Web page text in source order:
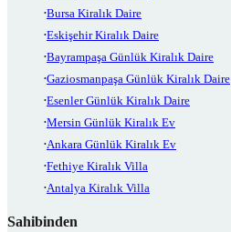
Bursa Kiralık Daire
Eskişehir Kiralık Daire
Bayrampaşa Günlük Kiralık Daire
Gaziosmanpaşa Günlük Kiralık Daire
Esenler Günlük Kiralık Daire
Mersin Günlük Kiralık Ev
Ankara Günlük Kiralık Ev
Fethiye Kiralık Villa
Antalya Kiralık Villa
Sahibinden